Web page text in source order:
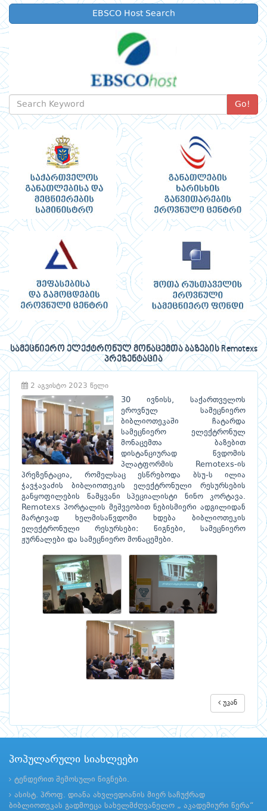
EBSCO Host Search
Go!
სამეცნიერო ელექტრონულ მონაცემთა ბაზების Remotexs
პრეზენტაცია
2 აგვისტო 2023 წელი
30 ივნისს, საქართველოს
ეროვნულ სამეცნიერო
ბიბლიოთეკაში ჩატარდა
სამეცნიერო ელექტრონულ
მონაცემთა ბაზებით
დისტანციურად წვდომის
პლატფორმის Remotexs-ის
პრეზენტაცია, რომელსაც ესწრებოდა ბსუ-ს ილია
ჭავჭავაძის ბიბლიოთეკის ელექტრონული რესურსების
განყოფილების წამყვანი სპეციალისტი ნინო კორტავა.
Remotexs პორტალის მეშვეობით ნებისმიერი ადგილიდან
მარტივად ხელმისაწვდომი ხდება ბიბლიოთეკის
ელექტრონული რესურსები: წიგნები, სამეცნიერო
ჟურნალები და სამეცნიერო მონაცემები.
უკან
პოპულარული სიახლეები
ტენდერით შემოსული წიგნები.
ასისტ. პროფ. დიანა ახვლედიანის მიერ საჩუქრად
ბიბლიოთეკას გადმოეცა სახელმძღვანელო „ აკადემიური წერა“